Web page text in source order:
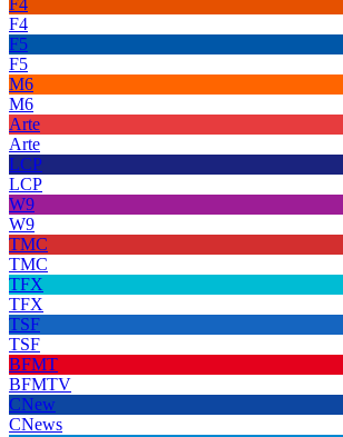
F4
F4
F5
F5
M6
M6
Arte
Arte
LCP
LCP
W9
W9
TMC
TMC
TFX
TFX
TSF
TSF
BFMT
BFMTV
CNew
CNews